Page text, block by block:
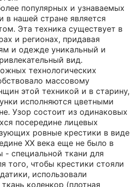
популярных и узнаваемых
в нашей стране является
Эта техника существует в
и регионах, придавая
и одежде уникальный и
вид.
технологических
массовому
этой техникой и в старину,
исполняются цветными
Узор состоит из одинаковых
посередине лицевых
ровные крестики в виде
ХХ века еще не было в
- специальной ткани для
того, чтобы крестики стояли
использовали
коленкор (плотная